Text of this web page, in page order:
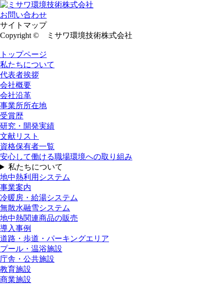
お問い合わせ
サイトマップ
Copyright © ミサワ環境技術株式会社
トップページ
私たちについて
代表者挨拶
会社概要
会社沿革
事業所所在地
受賞歴
研究・開発実績
文献リスト
資格保有者一覧
安心して働ける職場環境への取り組み
私たちについて
地中熱利用システム
事業案内
冷暖房・給湯システム
無散水融雪システム
地中熱関連商品の販売
導入事例
道路・歩道・パーキングエリア
プール・温浴施設
庁舎・公共施設
教育施設
商業施設